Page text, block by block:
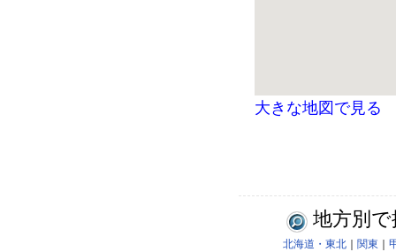
大きな地図で見る
地方別
北海道・東北 関東